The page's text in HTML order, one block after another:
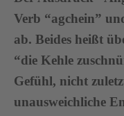
Verb “agchein”
ab. Beides heißt
“die Kehle
Gefühl, nicht
unausweichliche